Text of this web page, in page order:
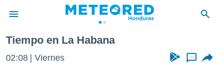
de
Tiempo en La Habana
02:08 Viernes ...